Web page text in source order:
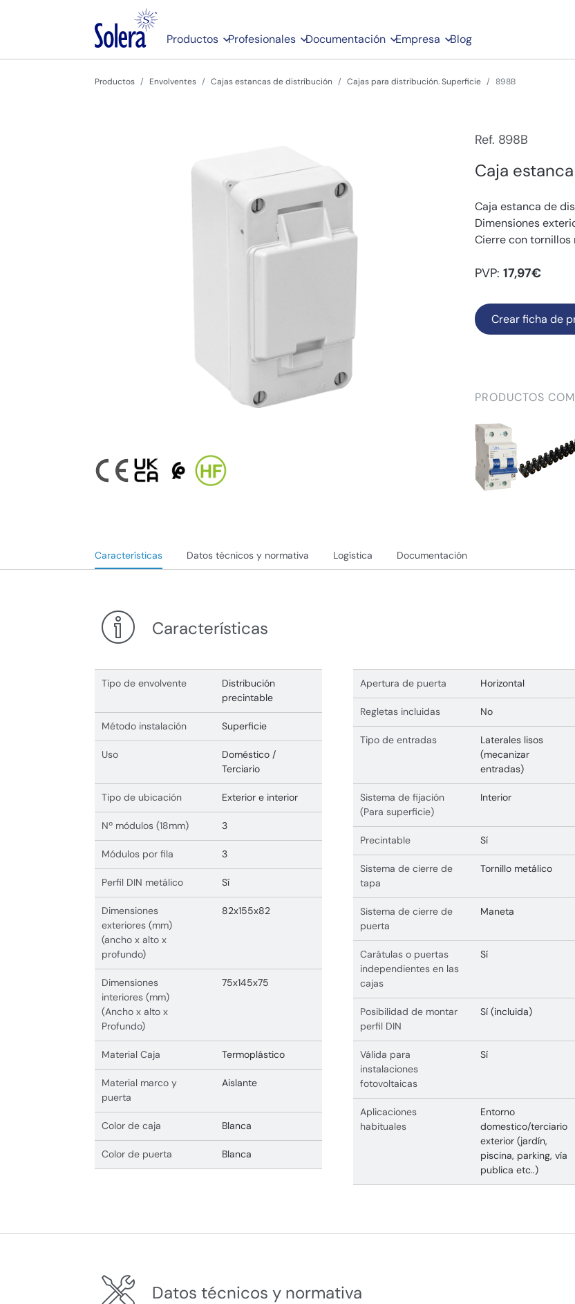
Productos Profesionales Documentación Empresa Blog
Productos Envolventes Cajas estancas de distribución Cajas para distribución. Superficie 898B
Ref. 898B
Caja
Caja estanca de
Dimensiones
Cierre con tornillos
PVP: 17,97€
Crear ficha de
PRODUCTOS
Características Datos técnicos y normativa Logística Documentación
Características
Tipo de envolvente
Distribución
precintable
Método instalación Superficie
Uso
Doméstico /
Terciario
Tipo de ubicación Exterior e interior
Nº módulos (18mm) 3
Módulos por fila 3
Perfil DIN metálico Sí
Dimensiones
exteriores (mm)
(ancho x alto x
profundo)
82x155x82
Dimensiones
interiores (mm)
(Ancho x alto x
Profundo)
75x145x75
Material Caja Termoplástico
Material marco y
puerta
Aislante
Color de caja Blanca
Color de puerta Blanca
Apertura de puerta Horizontal
Regletas incluidas No
Tipo de entradas
Laterales lisos
(mecanizar
entradas)
Sistema de fijación
(Para superficie)
Interior
Precintable Sí
Sistema de cierre de
tapa
Tornillo metálico
Sistema de cierre de
puerta
Maneta
Carátulas o puertas
independientes en las
cajas
Sí
Posibilidad de montar
perfil DIN
Sí (incluida)
Válida para
instalaciones
fotovoltaicas
Sí
Aplicaciones
habituales
Entorno
domestico/terciario
exterior (jardín,
piscina, parking, vía
publica etc..)
Datos técnicos y normativa